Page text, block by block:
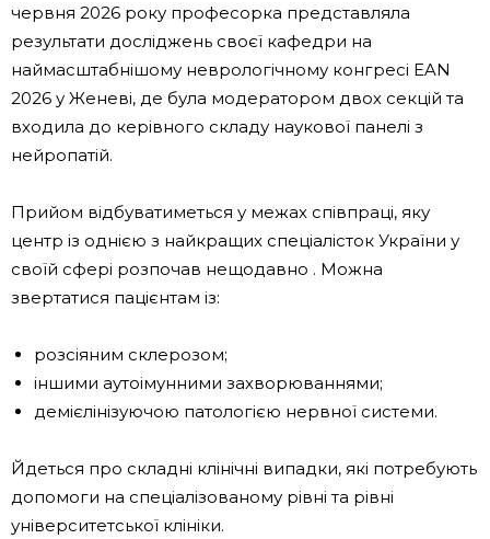
червня 2026 року професорка представляла
результати досліджень своєї кафедри на
наймасштабнішому неврологічному конгресі EAN
2026 у Женеві, де була модератором двох секцій та
входила до керівного складу наукової панелі з
нейропатій.
Прийом відбуватиметься у межах співпраці, яку
центр із однією з найкращих спеціалісток України у
своїй сфері розпочав нещодавно . Можна
звертатися пацієнтам із:
розсіяним склерозом;
іншими аутоімунними захворюваннями;
демієлінізуючою патологією нервної системи.
Йдеться про складні клінічні випадки, які потребують
допомоги на спеціалізованому рівні та рівні
університетської клініки.